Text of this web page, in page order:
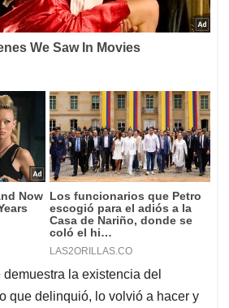
la existencia del
que delinquió, lo volvió a hacer y